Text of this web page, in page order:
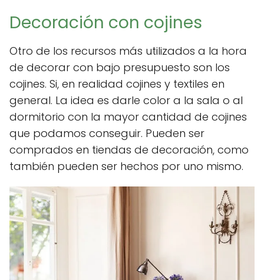
Decoración con cojines
Otro de los recursos más utilizados a la hora
de decorar con bajo presupuesto son los
cojines. Si, en realidad cojines y textiles en
general. La idea es darle color a la sala o al
dormitorio con la mayor cantidad de cojines
que podamos conseguir. Pueden ser
comprados en tiendas de decoración, como
también pueden ser hechos por uno mismo.